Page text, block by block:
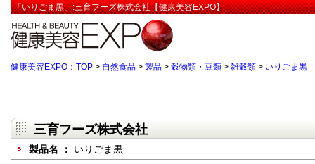
「いりごま黒」:三育フーズ株式会社【健康美容EXPO】
健康美容EXPO：TOP > 自然食品 > 製品 > 穀物類・豆類 > 雑穀類 > いりごま黒
三育フーズ株式会社
製品名 ： いりごま黒